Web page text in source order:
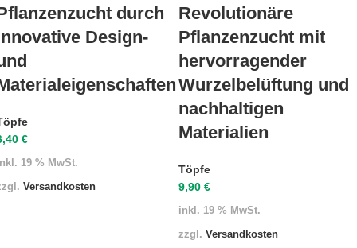
durch
Design-
€
19 % MwSt.
Versandkosten
Revolutionäre
Pflanzenzucht mit
hervorragender
Wurzelbelüftung und
nachhaltigen
Materialien
Töpfe
9,90 €
inkl. 19 % MwSt.
zzgl. Versandkosten